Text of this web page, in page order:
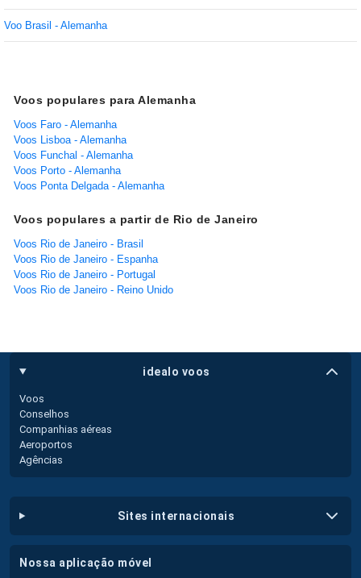
Voo Brasil - Alemanha
Voos populares para Alemanha
Voos Faro - Alemanha
Voos Lisboa - Alemanha
Voos Funchal - Alemanha
Voos Porto - Alemanha
Voos Ponta Delgada - Alemanha
Voos populares a partir de Rio de Janeiro
Voos Rio de Janeiro - Brasil
Voos Rio de Janeiro - Espanha
Voos Rio de Janeiro - Portugal
Voos Rio de Janeiro - Reino Unido
idealo voos
Voos
Conselhos
Companhias aéreas
Aeroportos
Agências
sites internacionais
nossa aplicação móvel